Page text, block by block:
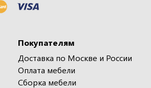
Покупателям
Доставка по Москве и России
Оплата мебели
Сборка мебели